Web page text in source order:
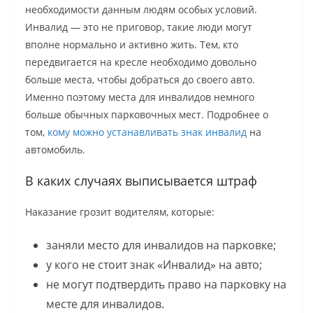
необходимости данным людям особых условий.
Инвалид — это не приговор, такие люди могут
вполне нормально и активно жить. Тем, кто
передвигается на кресле необходимо довольно
больше места, чтобы добраться до своего авто.
Именно поэтому места для инвалидов немного
больше обычных парковочных мест. Подробнее о
том, кому можно устанавливать знак инвалид на
автомобиль.
В каких случаях выписывается штраф
Наказание грозит водителям, которые:
заняли место для инвалидов на парковке;
у кого не стоит знак «Инвалид» на авто;
не могут подтвердить право на парковку на
месте для инвалидов.